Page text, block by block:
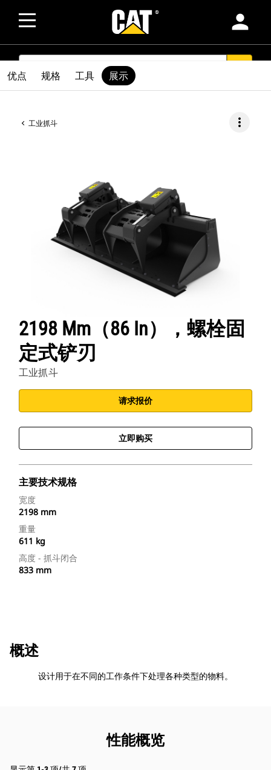
person
SEARCH
工业抓斗 more_vert
2198 Mm（86 In），螺栓固
定式铲刃
工业抓斗
请求报价
立即购买
主要技术规格
宽度
2198 mm
重量
611 kg
高度 - 抓斗闭合
833 mm
优点 规格 工具 展示
概述
设计用于在不同的工作条件下处理各种类型的物料。
性能概览